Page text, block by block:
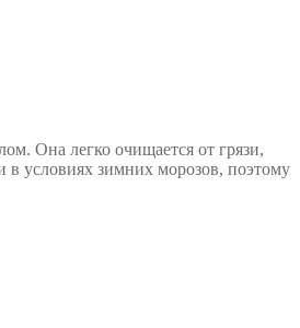
Она легко очищается от грязи,
в условиях зимних морозов, поэтому